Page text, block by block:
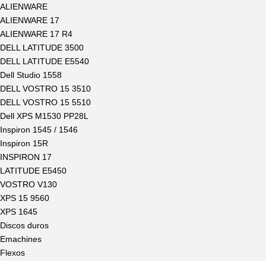
ALIENWARE
ALIENWARE 17
ALIENWARE 17 R4
DELL LATITUDE 3500
DELL LATITUDE E5540
Dell Studio 1558
DELL VOSTRO 15 3510
DELL VOSTRO 15 5510
Dell XPS M1530 PP28L
Inspiron 1545 / 1546
Inspiron 15R
INSPIRON 17
LATITUDE E5450
VOSTRO V130
XPS 15 9560
XPS 1645
Discos duros
Emachines
Flexos